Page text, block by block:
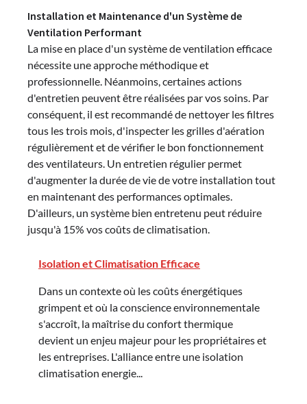
Installation et Maintenance d'un Système de
Ventilation Performant
La mise en place d'un système de ventilation efficace
nécessite une approche méthodique et
professionnelle. Néanmoins, certaines actions
d'entretien peuvent être réalisées par vos soins. Par
conséquent, il est recommandé de nettoyer les filtres
tous les trois mois, d'inspecter les grilles d'aération
régulièrement et de vérifier le bon fonctionnement
des ventilateurs. Un entretien régulier permet
d'augmenter la durée de vie de votre installation tout
en maintenant des performances optimales.
D'ailleurs, un système bien entretenu peut réduire
jusqu'à 15% vos coûts de climatisation.
Isolation et Climatisation Efficace
Dans un contexte où les coûts énergétiques
grimpent et où la conscience environnementale
s'accroît, la maîtrise du confort thermique
devient un enjeu majeur pour les propriétaires et
les entreprises. L'alliance entre une isolation
climatisation energie...